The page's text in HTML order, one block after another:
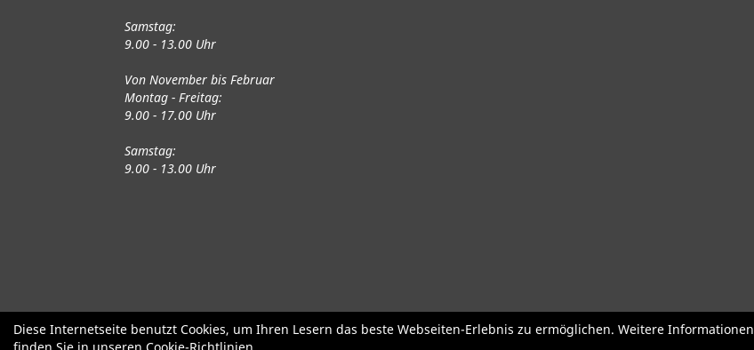
Samstag:
9.00 - 13.00 Uhr
Von November bis Februar
Montag - Freitag:
9.00 - 17.00 Uhr
Samstag:
9.00 - 13.00 Uhr
Fahrräder Gute gebrauchte Fahrräder Roller + Laufräder Fahrradzubehör Fahrradteile
Diese Internetseite benutzt Cookies, um Ihren Lesern das beste Webseiten-Erlebnis zu ermöglichen. Weitere Informationen